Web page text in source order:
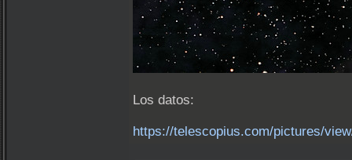
Los datos:
https://telescopius.com/pictures/